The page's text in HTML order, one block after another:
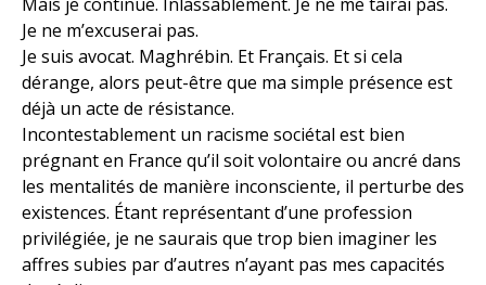
Je ne m’excuserai pas.
Je suis avocat. Maghrébin. Et Français. Et si cela
dérange, alors peut-être que ma simple présence est
déjà un acte de résistance.
Incontestablement un racisme sociétal est bien
prégnant en France qu’il soit volontaire ou ancré dans
les mentalités de manière inconsciente, il perturbe des
existences. Étant représentant d’une profession
privilégiée, je ne saurais que trop bien imaginer les
affres subies par d’autres n’ayant pas mes capacités